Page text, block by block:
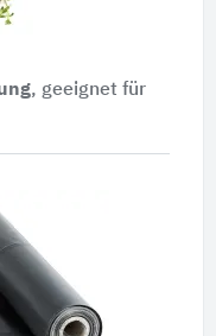
, geeignet für